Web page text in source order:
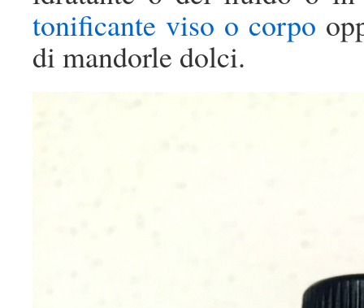
tonificante viso o corpo
di mandorle dolci.